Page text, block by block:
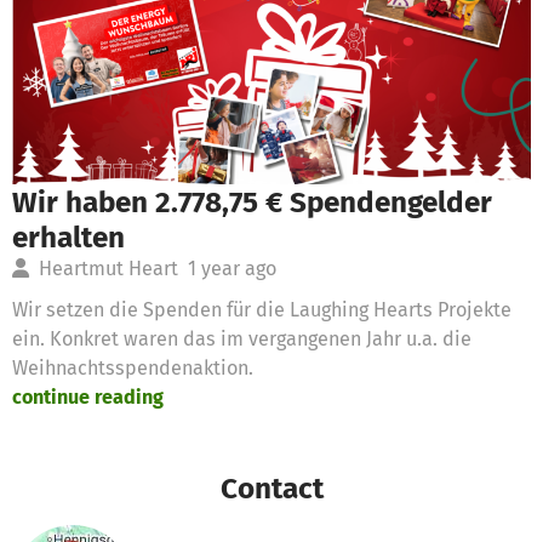
Wir haben 2.778,75 € Spendengelder
erhalten
Heartmut Heart 1 year ago
Wir setzen die Spenden für die Laughing Hearts Projekte
ein. Konkret waren das im vergangenen Jahr u.a. die
Weihnachtsspendenaktion.
continue reading
Contact